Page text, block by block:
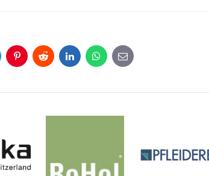
PinterestRedditLinkedInWhatsApp
E-
mail